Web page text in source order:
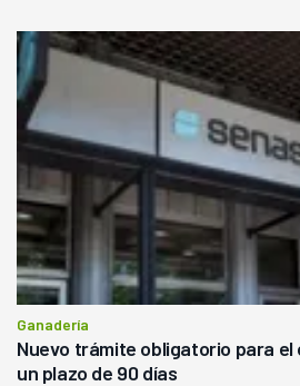
Ganadería
Nuevo trámite obligatorio para
un plazo de 90 días